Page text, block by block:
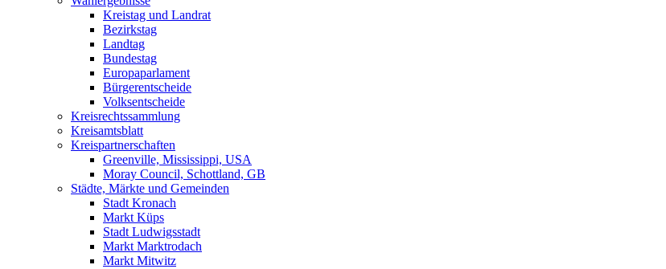
Kreistag und Landrat
Bezirkstag
Landtag
Bundestag
Europaparlament
Bürgerentscheide
Volksentscheide
Kreisrechtssammlung
Kreisamtsblatt
Kreispartnerschaften
Greenville, Mississippi, USA
Moray Council, Schottland, GB
Städte, Märkte und Gemeinden
Stadt Kronach
Markt Küps
Stadt Ludwigsstadt
Markt Marktrodach
Markt Mitwitz